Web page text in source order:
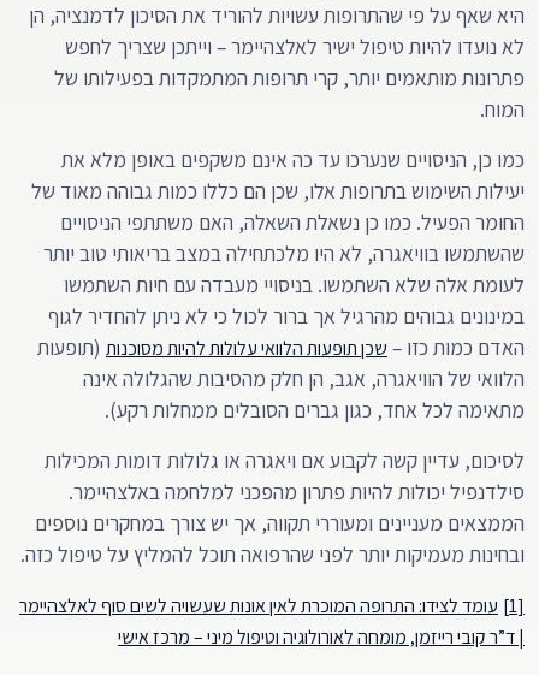
היא שאף על פי שהתרופות עשויות להוריד את הסיכון לדמנציה, הן
לא נועדו להיות טיפול ישיר לאלצהיימר – וייתכן שצריך לחפש
פתרונות מותאמים יותר, קרי תרופות המתמקדות בפעילותו של
המוח.
כמו כן, הניסויים שנערכו עד כה אינם משקפים באופן מלא את
יעילות השימוש בתרופות אלו, שכן הם כללו כמות גבוהה מאוד של
החומר הפעיל. כמו כן נשאלת השאלה, האם משתתפי הניסויים
שהשתמשו בוויאגרה, לא היו מלכתחילה במצב בריאותי טוב יותר
לעומת אלה שלא השתמשו. בניסויי מעבדה עם חיות השתמשו
במינונים גבוהים מהרגיל אך ברור לכול כי לא ניתן להחדיר לגוף
האדם כמות כזו – שכן תופעות הלוואי עלולות להיות מסוכנות (תופעות
הלוואי של הוויאגרה, אגב, הן חלק מהסיבות שהגלולה אינה
מתאימה לכל אחד, כגון גברים הסובלים ממחלות רקע).
לסיכום, עדיין קשה לקבוע אם ויאגרה או גלולות דומות המכילות
סילדנפיל יכולות להיות פתרון מהפכני למלחמה באלצהיימר.
הממצאים מעניינים ומעוררי תקווה, אך יש צורך במחקרים נוספים
ובחינות מעמיקות יותר לפני שהרפואה תוכל להמליץ על טיפול כזה.
[1]
עומד לצידו: התרופה המוכרת לאין אונות שעשויה לשים סוף לאלצהיימר
| ד”ר קובי רייזמן, מומחה לאורולוגיה וטיפול מיני – מרכז אישי